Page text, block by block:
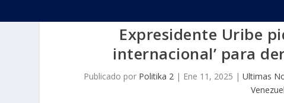
Expresidente Uribe
internacional’ para
Publicado por Politika 2 | Ene 11, 2025 |Ultimas